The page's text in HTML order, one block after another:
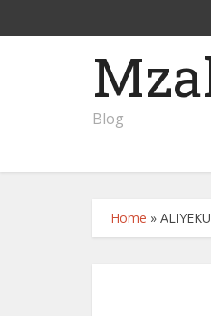
Blog
Home »